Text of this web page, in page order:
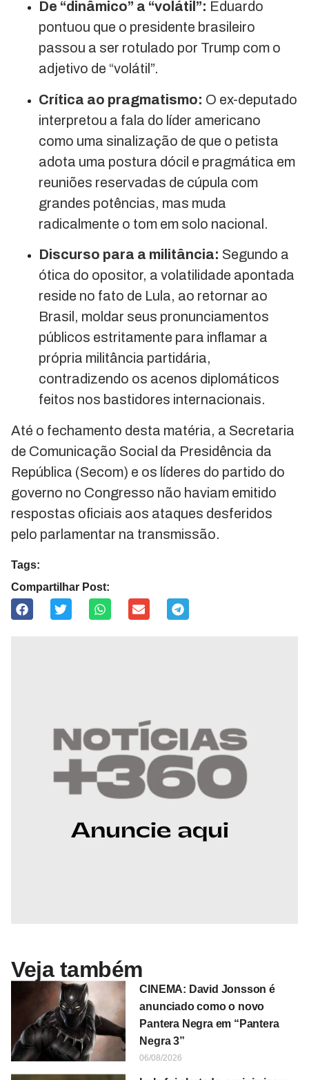
De “dinâmico” a “volátil”: Eduardo
pontuou que o presidente brasileiro
passou a ser rotulado por Trump com o
adjetivo de “volátil”.
Crítica ao pragmatismo: O ex-deputado
interpretou a fala do líder americano
como uma sinalização de que o petista
adota uma postura dócil e pragmática em
reuniões reservadas de cúpula com
grandes potências, mas muda
radicalmente o tom em solo nacional.
Discurso para a militância: Segundo a
ótica do opositor, a volatilidade apontada
reside no fato de Lula, ao retornar ao
Brasil, moldar seus pronunciamentos
públicos estritamente para inflamar a
própria militância partidária,
contradizendo os acenos diplomáticos
feitos nos bastidores internacionais.
Até o fechamento desta matéria, a Secretaria
de Comunicação Social da Presidência da
República (Secom) e os líderes do partido do
governo no Congresso não haviam emitido
respostas oficiais aos ataques desferidos
pelo parlamentar na transmissão.
Tags:
Compartilhar Post:
Veja também
CINEMA: David Jonsson é
anunciado como o novo
Pantera Negra em “Pantera
Negra 3”
06/08/2026